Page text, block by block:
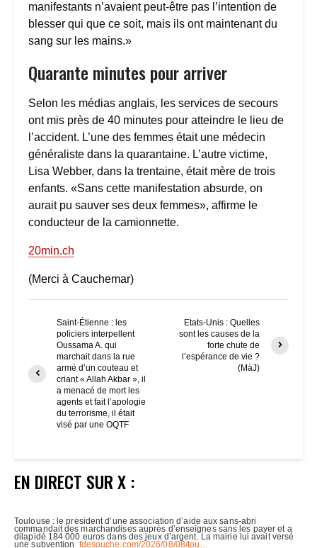
manifestants n’avaient peut-être pas l’intention de
blesser qui que ce soit, mais ils ont maintenant du
sang sur les mains.»
Quarante minutes pour arriver
Selon les médias anglais, les services de secours
ont mis près de 40 minutes pour atteindre le lieu de
l’accident. L’une des femmes était une médecin
généraliste dans la quarantaine. L’autre victime,
Lisa Webber, dans la trentaine, était mère de trois
enfants. «Sans cette manifestation absurde, on
aurait pu sauver ses deux femmes», affirme le
conducteur de la camionnette.
20min.ch
(Merci à Cauchemar)
Saint-Étienne : les
policiers interpellent
Oussama A. qui
marchait dans la rue
armé d’un couteau et
criant « Allah Akbar », il
a menacé de mort les
agents et fait l’apologie
du terrorisme, il était
visé par une OQTF
Etats-Unis : Quelles
sont les causes de la
forte chute de
l’espérance de vie ?
(MàJ)
EN DIRECT SUR X :